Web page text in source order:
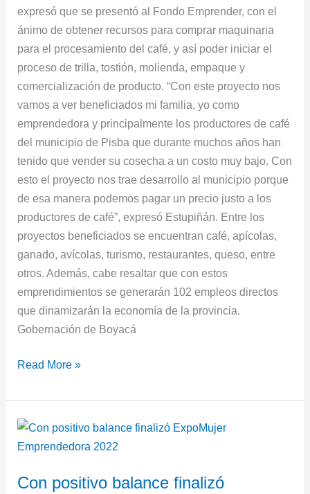
expresó que se presentó al Fondo Emprender, con el
ánimo de obtener recursos para comprar maquinaria
para el procesamiento del café, y así poder iniciar el
proceso de trilla, tostión, molienda, empaque y
comercialización de producto. “Con este proyecto nos
vamos a ver beneficiados mi familia, yo como
emprendedora y principalmente los productores de café
del municipio de Pisba que durante muchos años han
tenido que vender su cosecha a un costo muy bajo. Con
esto el proyecto nos trae desarrollo al municipio porque
de esa manera podemos pagar un precio justo a los
productores de café”, expresó Estupiñán. Entre los
proyectos beneficiados se encuentran café, apícolas,
ganado, avícolas, turismo, restaurantes, queso, entre
otros. Además, cabe resaltar que con estos
emprendimientos se generarán 102 empleos directos
que dinamizarán la economía de la provincia.
Gobernación de Boyacá
Read More »
Con positivo balance finalizó
Con
positivo
finalizó